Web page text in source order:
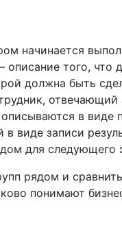
начинается
того, что
должна быть
отвечающий
в виде
виде записи
для следующего
рядом и
понимают